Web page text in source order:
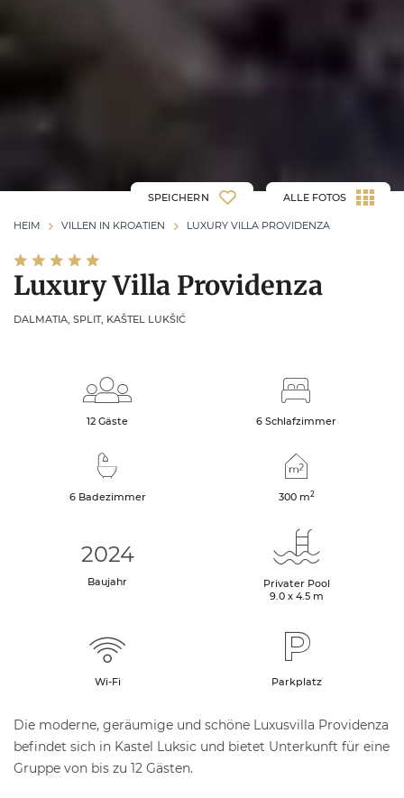
HEIM VILLEN IN KROATIEN LUXURY VILLA PROVIDENZA
Luxury Villa Providenza
DALMATIA, SPLIT, KAŠTEL LUKŠIĆ
SPEICHERN ALLE FOTOS
12 Gäste 6 Schlafzimmer
6 Badezimmer 300 m2
2024
Baujahr
Privater Pool
9.0 x 4.5 m
Wi-Fi Parkplatz
Die moderne, geräumige und schöne Luxusvilla Providenza
befindet sich in Kastel Luksic und bietet Unterkunft für eine
Gruppe von bis zu 12 Gästen.